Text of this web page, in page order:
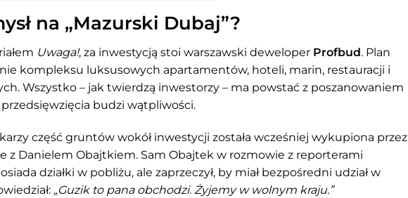
na „Mazurski Dubaj”?
Uwaga!, za inwestycją stoi warszawski deweloper Profbud. Plan
kompleksu luksusowych apartamentów, hoteli, marin, restauracji i
Wszystko – jak twierdzą inwestorzy – ma powstać z poszanowaniem
przedsięwzięcia budzi wątpliwości.
część gruntów wokół inwestycji została wcześniej wykupiona przez
z Danielem Obajtkiem. Sam Obajtek w rozmowie z reporterami
działki w pobliżu, ale zaprzeczył, by miał bezpośredni udział w
„Guzik to pana obchodzi. Żyjemy w wolnym kraju.”